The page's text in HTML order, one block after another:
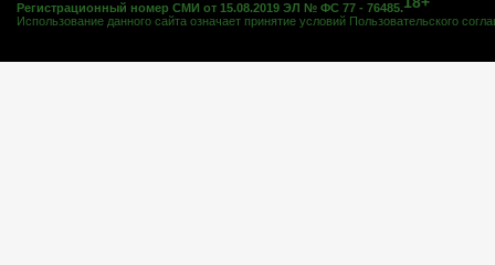
Регистрационный номер СМИ от 15.08.2019 ЭЛ № ФС 77 - 76485.
Использование данного сайта означает принятие условий Пользовательского